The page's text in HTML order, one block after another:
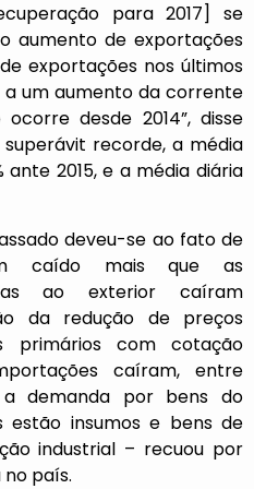
para 2017] se
aumento de exportações
exportações nos últimos
a um aumento da corrente
desde 2014”, disse
superávit recorde, a média
ante 2015, e a média diária
deveu-se ao fato de
caído mais que as
ao exterior caíram
da redução de preços
primários com cotação
caíram, entre
demanda por bens do
insumos e bens de
industrial – recuou por
país.